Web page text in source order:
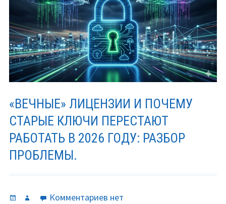
«ВЕЧНЫЕ» ЛИЦЕНЗИИ И ПОЧЕМУ
СТАРЫЕ КЛЮЧИ ПЕРЕСТАЮТ
РАБОТАТЬ В 2026 ГОДУ: РАЗБОР
ПРОБЛЕМЫ.
Опубликовано
Автор Комментариевкнет